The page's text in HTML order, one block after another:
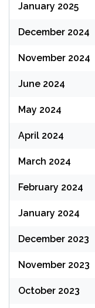
January 2025
December 2024
November 2024
June 2024
May 2024
April 2024
March 2024
February 2024
January 2024
December 2023
November 2023
October 2023